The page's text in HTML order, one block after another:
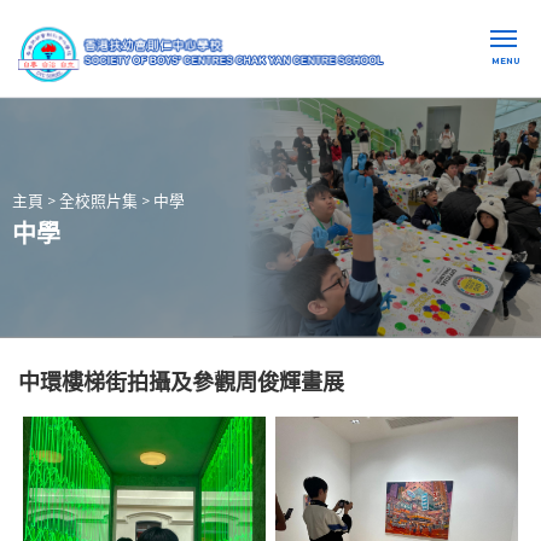
MENU
主頁 > 全校照片集 > 中學
中學
中環樓梯街拍攝及參觀周俊輝畫展